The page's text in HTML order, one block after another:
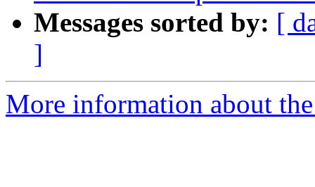
Messages sorted by: [
]
More information about